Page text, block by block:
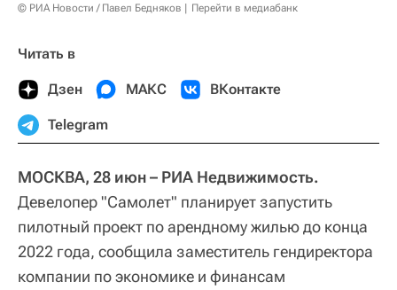
© РИА Новости / Павел Бедняков Перейти в медиабанк
Читать в
Дзен МАКС ВКонтакте
Telegram
МОСКВА, 28 июн – РИА Недвижимость.
Девелопер "Самолет" планирует запустить
пилотный проект по арендному жилью до конца
2022 года, сообщила заместитель гендиректора
компании по экономике и финансам